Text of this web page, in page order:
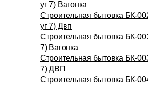
уг 7) Вагонка
Строительная бытовка БК-
уг 7) Двп
Строительная бытовка БК-
7) Вагонка
Строительная бытовка БК-
7) ДВП
Строительная бытовка БК-